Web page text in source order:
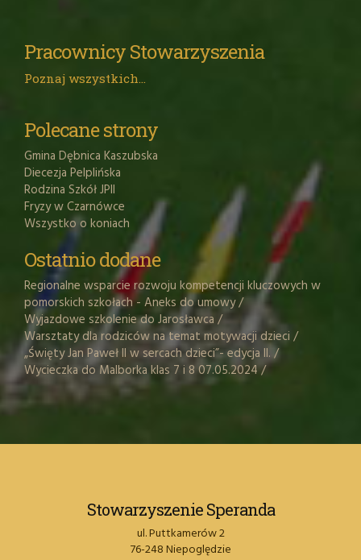
Pracownicy Stowarzyszenia
Poznaj wszystkich...
Polecane strony
Gmina Dębnica Kaszubska
Diecezja Pelplińska
Rodzina Szkół JPII
Fryzy w Czarnówce
Wszystko o koniach
Ostatnio dodane
Regionalne wsparcie rozwoju kompetencji kluczowych w
pomorskich szkołach - Aneks do umowy/
Wyjazdowe szkolenie do Jarosławca /
Warsztaty dla rodziców na temat motywacji dzieci /
„Święty Jan Paweł II w sercach dzieci”- edycja II. /
Wycieczka do Malborka klas 7 i 8 07.05.2024/
Stowarzyszenie Speranda
ul. Puttkamerów 2
76-248 Niepoględzie